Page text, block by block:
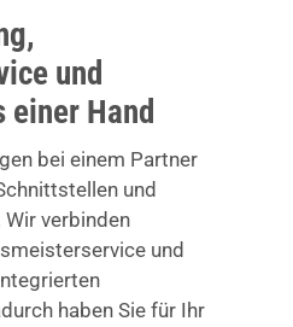
und
Hand
bei einem Partner
und
verbinden
und
haben Sie für Ihr